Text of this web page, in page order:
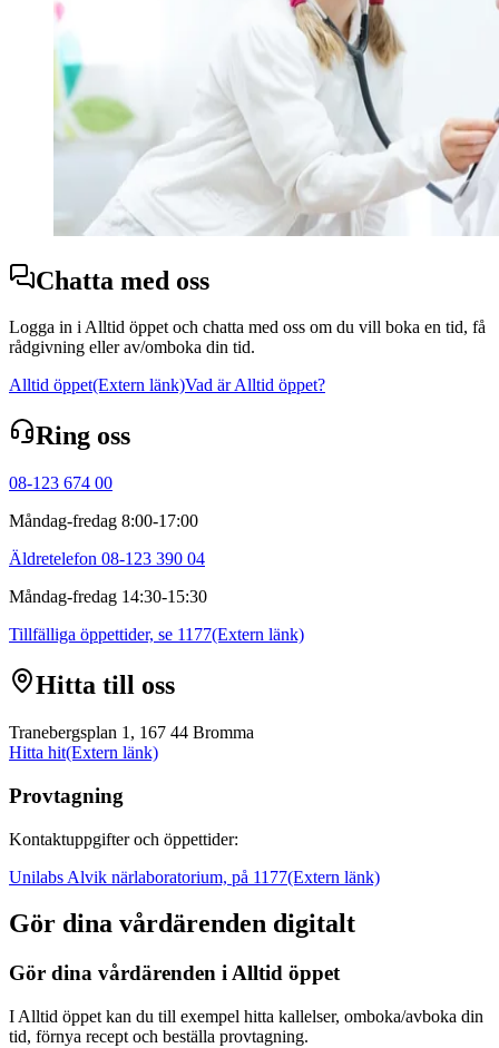
Chatta med oss
Logga in i Alltid öppet och chatta med oss om du vill boka en tid, få
rådgivning eller av/omboka din tid.
Alltid öppet(Extern länk)Vad är Alltid öppet?
Ring oss
08-123 674 00
Måndag-fredag 8:00-17:00
Äldretelefon 08-123 390 04
Måndag-fredag 14:30-15:30
Tillfälliga öppettider, se 1177(Extern länk)
Hitta till oss
Tranebergsplan 1, 167 44 Bromma
Hitta hit(Extern länk)
Provtagning
Kontaktuppgifter och öppettider:
Unilabs Alvik närlaboratorium, på 1177(Extern länk)
Gör dina vårdärenden digitalt
Gör dina vårdärenden i Alltid öppet
I Alltid öppet kan du till exempel hitta kallelser, omboka/avboka din
tid, förnya recept och beställa provtagning.